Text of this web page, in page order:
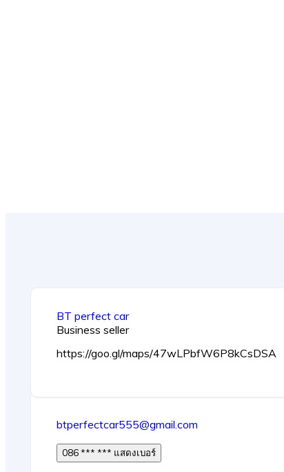
BT perfect car
Business seller
https://goo.gl/maps/47wLPbfW6P8kCsDSA
btperfectcar555@gmail.com
086 *** *** แสดงเบอร์